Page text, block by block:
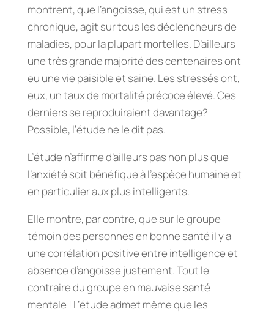
montrent, que l’angoisse, qui est un stress
chronique, agit sur tous les déclencheurs de
maladies, pour la plupart mortelles. D’ailleurs
une très grande majorité des centenaires ont
eu une vie paisible et saine. Les stressés ont,
eux, un taux de mortalité précoce élevé. Ces
derniers se reproduiraient davantage?
Possible, l’étude ne le dit pas.
L’étude n’affirme d’ailleurs pas non plus que
l’anxiété soit bénéfique à l’espèce humaine et
en particulier aux plus intelligents.
Elle montre, par contre, que sur le groupe
témoin des personnes en bonne santé il y a
une corrélation positive entre intelligence et
absence d’angoisse justement. Tout le
contraire du groupe en mauvaise santé
mentale ! L’étude admet même que les